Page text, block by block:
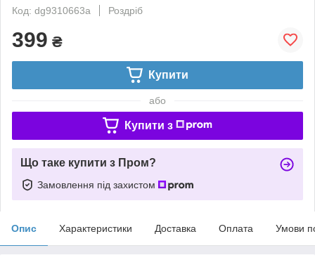
Код: dg9310663a
Роздріб
399 ₴
Купити
або
Купити з
Що таке купити з Пром?
Замовлення під захистом
Опис Характеристики Доставка Оплата Умови